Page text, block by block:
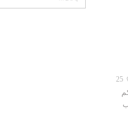
حليب